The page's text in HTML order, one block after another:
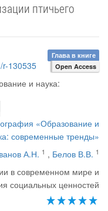
птичьего
Глава в книге
r-130535 Open Access
«Образование и
современные тренды»
А.Н. 1 , Белов В.В. 1
в современном мире и
социальных ценностей